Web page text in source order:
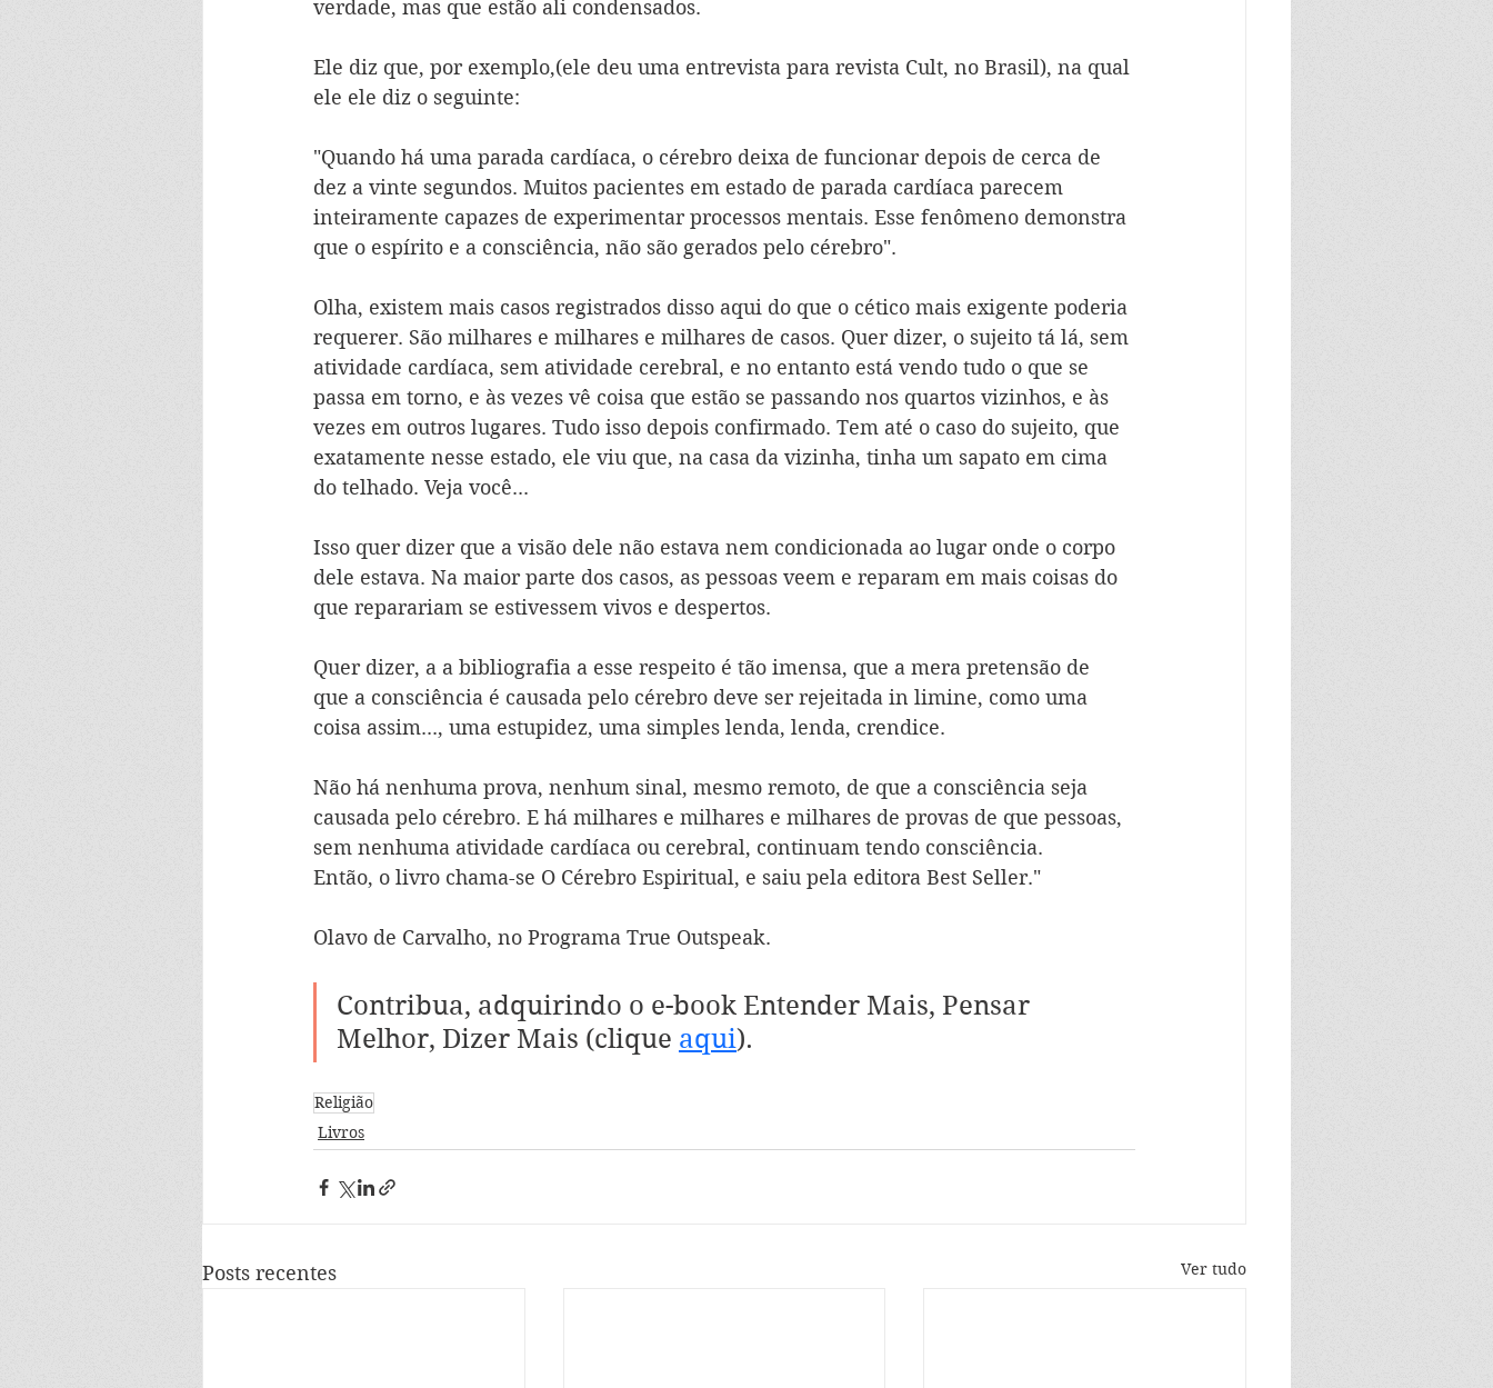
verdade, mas que estão ali condensados.
Ele diz que, por exemplo,(ele deu uma entrevista para revista Cult, no Brasil), na qual
ele ele diz o seguinte:
"Quando há uma parada cardíaca, o cérebro deixa de funcionar depois de cerca de
dez a vinte segundos. Muitos pacientes em estado de parada cardíaca parecem
inteiramente capazes de experimentar processos mentais. Esse fenômeno demonstra
que o espírito e a consciência, não são gerados pelo cérebro".
Olha, existem mais casos registrados disso aqui do que o cético mais exigente poderia
requerer. São milhares e milhares e milhares de casos. Quer dizer, o sujeito tá lá, sem
atividade cardíaca, sem atividade cerebral, e no entanto está vendo tudo o que se
passa em torno, e às vezes vê coisa que estão se passando nos quartos vizinhos, e às
vezes em outros lugares. Tudo isso depois confirmado. Tem até o caso do sujeito, que
exatamente nesse estado, ele viu que, na casa da vizinha, tinha um sapato em cima
do telhado. Veja você...
Isso quer dizer que a visão dele não estava nem condicionada ao lugar onde o corpo
dele estava. Na maior parte dos casos, as pessoas veem e reparam em mais coisas do
que reparariam se estivessem vivos e despertos.
Quer dizer, a a bibliografia a esse respeito é tão imensa, que a mera pretensão de
que a consciência é causada pelo cérebro deve ser rejeitada in limine, como uma
coisa assim..., uma estupidez, uma simples lenda, lenda, crendice.
Não há nenhuma prova, nenhum sinal, mesmo remoto, de que a consciência seja
causada pelo cérebro. E há milhares e milhares e milhares de provas de que pessoas,
sem nenhuma atividade cardíaca ou cerebral, continuam tendo consciência.
Então, o livro chama-se O Cérebro Espiritual, e saiu pela editora Best Seller."
Olavo de Carvalho, no Programa True Outspeak.
Contribua, adquirindo o e-book Entender Mais, Pensar
Melhor, Dizer Mais (clique aqui).
Religião
Livros
Posts recentes Ver tudo